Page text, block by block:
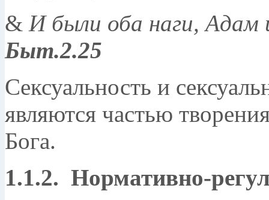
& И были оба наги, Адам
Быт.2.25
Сексуальность и
являются частью
Бога.
1.1.2. Нормативно-